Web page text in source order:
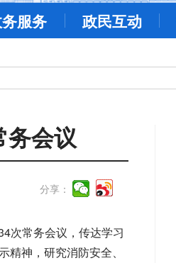
服务 政民互动
务会议
分享：
次常务会议，传达学习
神，研究消防安全、